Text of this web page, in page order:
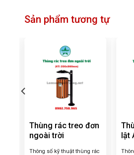
Sản phẩm tương tự
Thùng rác treo đơn
ngoài trời
Thông số kỹ thuật thùng rác
lật